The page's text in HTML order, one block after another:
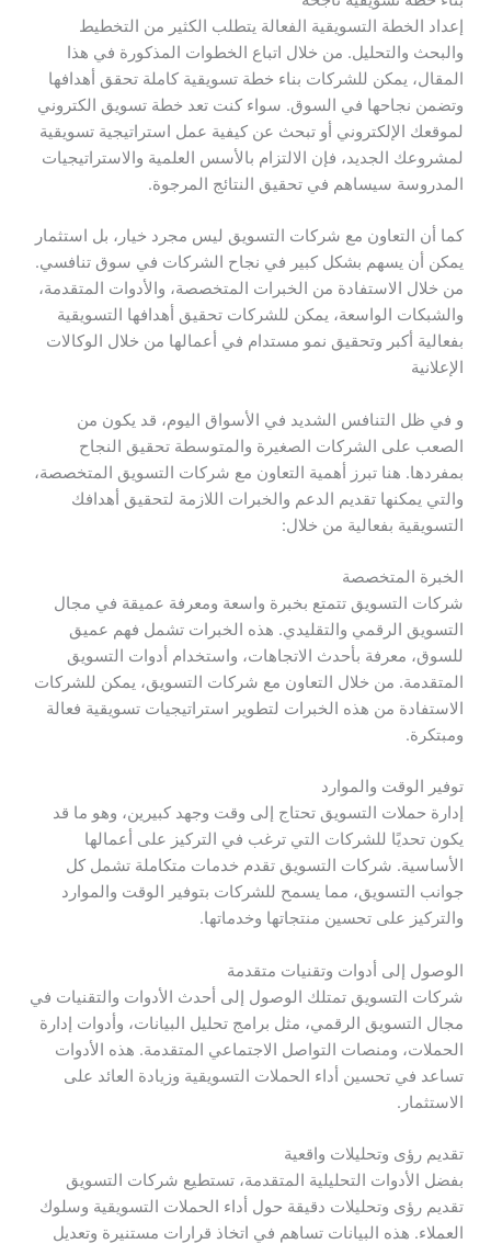
إعداد الخطة التسويقية الفعالة يتطلب الكثير من التخطيط
والبحث والتحليل. من خلال اتباع الخطوات المذكورة في هذا
المقال، يمكن للشركات بناء خطة تسويقية كاملة تحقق أهدافها
وتضمن نجاحها في السوق. سواء كنت تعد خطة تسويق الكتروني
لموقعك الإلكتروني أو تبحث عن كيفية عمل استراتيجية تسويقية
لمشروعك الجديد، فإن الالتزام بالأسس العلمية والاستراتيجيات
المدروسة سيساهم في تحقيق النتائج المرجوة.
كما أن التعاون مع شركات التسويق ليس مجرد خيار، بل استثمار
يمكن أن يسهم بشكل كبير في نجاح الشركات في سوق تنافسي.
من خلال الاستفادة من الخبرات المتخصصة، والأدوات المتقدمة،
والشبكات الواسعة، يمكن للشركات تحقيق أهدافها التسويقية
بفعالية أكبر وتحقيق نمو مستدام في أعمالها من خلال الوكالات
الإعلانية
و في ظل التنافس الشديد في الأسواق اليوم، قد يكون من
الصعب على الشركات الصغيرة والمتوسطة تحقيق النجاح
بمفردها. هنا تبرز أهمية التعاون مع شركات التسويق المتخصصة،
والتي يمكنها تقديم الدعم والخبرات اللازمة لتحقيق أهدافك
التسويقية بفعالية من خلال:
الخبرة المتخصصة
شركات التسويق تتمتع بخبرة واسعة ومعرفة عميقة في مجال
التسويق الرقمي والتقليدي. هذه الخبرات تشمل فهم عميق
للسوق، معرفة بأحدث الاتجاهات، واستخدام أدوات التسويق
المتقدمة. من خلال التعاون مع شركات التسويق، يمكن للشركات
الاستفادة من هذه الخبرات لتطوير استراتيجيات تسويقية فعالة
ومبتكرة.
توفير الوقت والموارد
إدارة حملات التسويق تحتاج إلى وقت وجهد كبيرين، وهو ما قد
يكون تحديًا للشركات التي ترغب في التركيز على أعمالها
الأساسية. شركات التسويق تقدم خدمات متكاملة تشمل كل
جوانب التسويق، مما يسمح للشركات بتوفير الوقت والموارد
والتركيز على تحسين منتجاتها وخدماتها.
الوصول إلى أدوات وتقنيات متقدمة
شركات التسويق تمتلك الوصول إلى أحدث الأدوات والتقنيات في
مجال التسويق الرقمي، مثل برامج تحليل البيانات، وأدوات إدارة
الحملات، ومنصات التواصل الاجتماعي المتقدمة. هذه الأدوات
تساعد في تحسين أداء الحملات التسويقية وزيادة العائد على
الاستثمار.
تقديم رؤى وتحليلات واقعية
بفضل الأدوات التحليلية المتقدمة، تستطيع شركات التسويق
تقديم رؤى وتحليلات دقيقة حول أداء الحملات التسويقية وسلوك
العملاء. هذه البيانات تساهم في اتخاذ قرارات مستنيرة وتعديل